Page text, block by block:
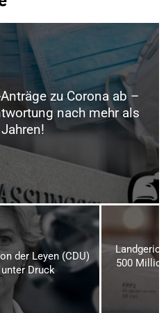
zu Corona ab –
nach mehr als
der Leyen (CDU)
Druck
500